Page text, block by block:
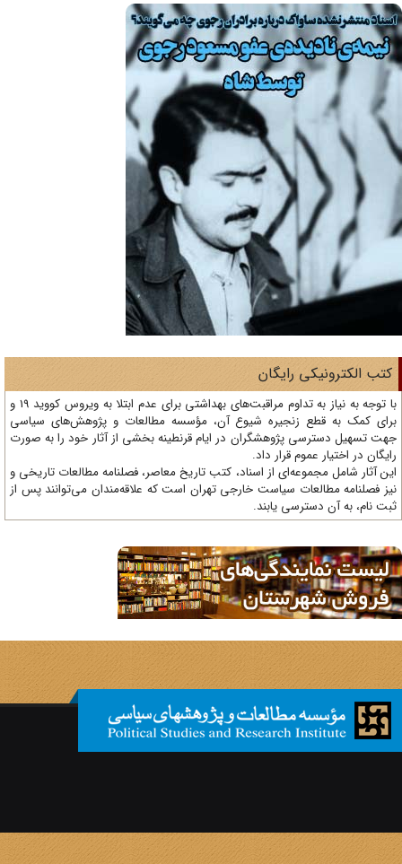
الکترونیکی رایگان
با توجه به نیاز به تداوم مراقبت‌های بهداشتی برای عدم ابتلا به ویروس کووید 19 و
کمک به قطع زنجیره شیوع آن، مؤسسه مطالعات و پژوهش‌های سیاسی
تسهیل دسترسی پژوهشگران در ایام قرنطینه بخشی از آثار خود را به صورت
در اختیار عموم قرار داد.
آثار شامل مجموعه‌ای از اسناد، کتب تاریخ معاصر، فصلنامه‌ مطالعات تاریخی و
فصلنامه مطالعات سیاست خارجی تهران است که علاقه‌مندان می‌توانند پس از
نام، به آن دسترسی یابند.